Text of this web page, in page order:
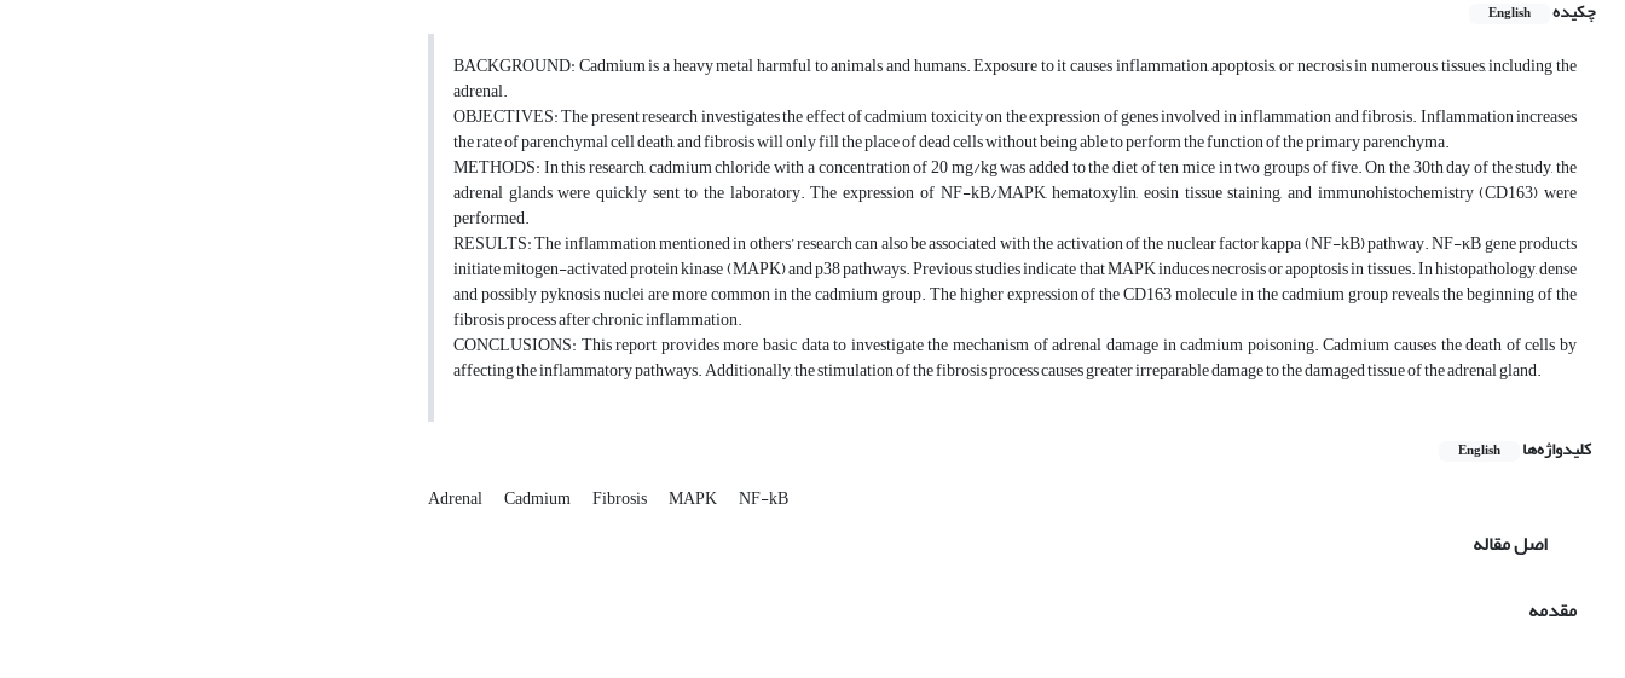
چکیده
English
BACKGROUND: Cadmium is a heavy metal harmful to animals and humans. Exposure to it causes inflammation, apoptosis, or necrosis in numerous tissues, including the
adrenal.
OBJECTIVES: The present research investigates the effect of cadmium toxicity on the expression of genes involved in inflammation and fibrosis. Inflammation increases
the rate of parenchymal cell death, and fibrosis will only fill the place of dead cells without being able to perform the function of the primary parenchyma.
METHODS: In this research, cadmium chloride with a concentration of 20 mg/kg was added to the diet of ten mice in two groups of five. On the 30th day of the study, the
adrenal glands were quickly sent to the laboratory. The expression of NF-kB/MAPK, hematoxylin, eosin tissue staining, and immunohistochemistry (CD163) were
performed.
RESULTS: The inflammation mentioned in others’ research can also be associated with the activation of the nuclear factor kappa (NF-kB) pathway. NF-κB gene products
initiate mitogen-activated protein kinase (MAPK) and p38 pathways. Previous studies indicate that MAPK induces necrosis or apoptosis in tissues. In histopathology, dense
and possibly pyknosis nuclei are more common in the cadmium group. The higher expression of the CD163 molecule in the cadmium group reveals the beginning of the
fibrosis process after chronic inflammation.
CONCLUSIONS: This report provides more basic data to investigate the mechanism of adrenal damage in cadmium poisoning. Cadmium causes the death of cells by
affecting the inflammatory pathways. Additionally, the stimulation of the fibrosis process causes greater irreparable damage to the damaged tissue of the adrenal gland.
کلیدواژه‌ها English
Adrenal Cadmium Fibrosis MAPK NF-kB
اصل مقاله
مقدمه